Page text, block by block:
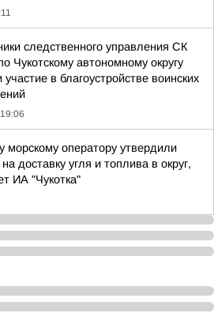
следственного управления СК
Чукотскому автономному округу
участие в благоустройстве воинских
19:06
морскому оператору утвердили
доставку угля и топлива в округ,
ИА "Чукотка"